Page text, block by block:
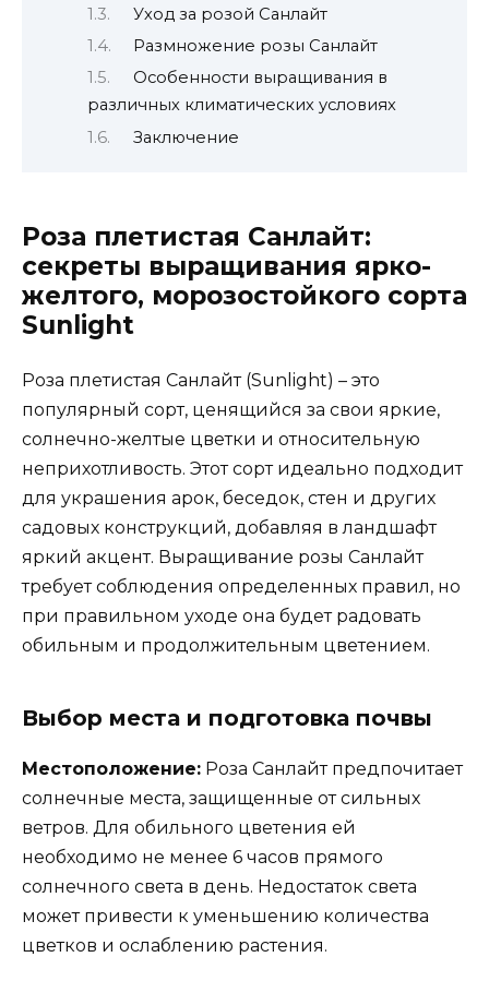
Уход за розой Санлайт
Размножение розы Санлайт
Особенности выращивания в
различных климатических условиях
Заключение
Роза плетистая Санлайт:
секреты выращивания ярко-
желтого, морозостойкого сорта
Sunlight
Роза плетистая Санлайт (Sunlight) – это
популярный сорт, ценящийся за свои яркие,
солнечно-желтые цветки и относительную
неприхотливость. Этот сорт идеально подходит
для украшения арок, беседок, стен и других
садовых конструкций, добавляя в ландшафт
яркий акцент. Выращивание розы Санлайт
требует соблюдения определенных правил, но
при правильном уходе она будет радовать
обильным и продолжительным цветением.
Выбор места и подготовка почвы
Местоположение: Роза Санлайт предпочитает
солнечные места, защищенные от сильных
ветров. Для обильного цветения ей
необходимо не менее 6 часов прямого
солнечного света в день. Недостаток света
может привести к уменьшению количества
цветков и ослаблению растения.